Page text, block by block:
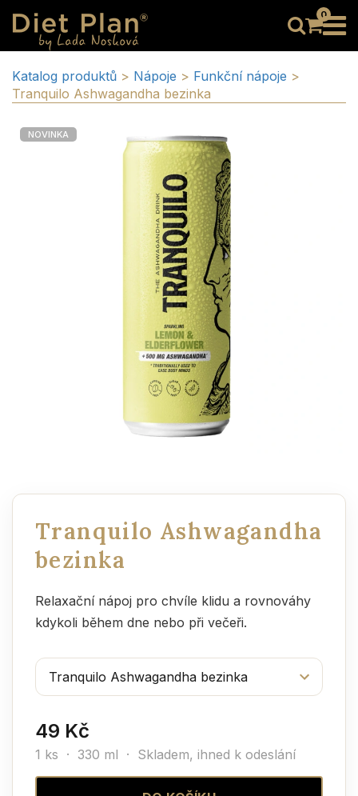
0
Katalog produktů > Nápoje > Funkční nápoje >
Tranquilo Ashwagandha bezinka
NOVINKA
Tranquilo Ashwagandha
bezinka
Relaxační nápoj pro chvíle klidu a rovnováhy
kdykoli během dne nebo při večeři.
49 Kč
1 ks · 330 ml · Skladem, ihned k odeslání